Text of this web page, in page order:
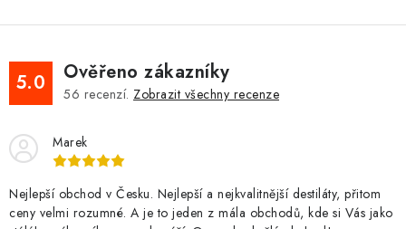
a
c
p
v
y
v
k
v
á
n
5.0 Ověřeno zákazníky
56 recenzí. Zobrazit všechny recenze
Marek
Nejlepší obchod v Česku. Nejlepší a nejkvalitnější destiláty, přitom
ceny velmi rozumné. A je to jeden z mála obchodů, kde si Vás jako